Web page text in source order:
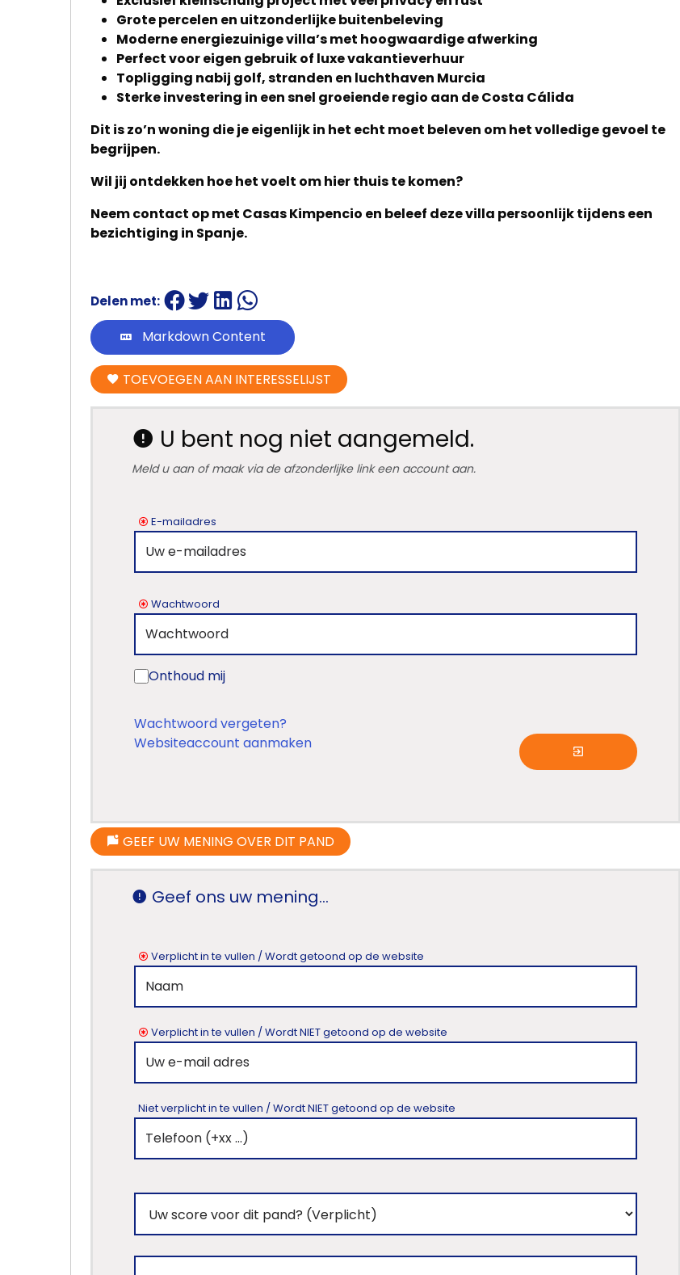
Grote percelen en uitzonderlijke buitenbeleving
Moderne energiezuinige villa’s met hoogwaardige afwerking
Perfect voor eigen gebruik of luxe vakantieverhuur
Topligging nabij golf, stranden en luchthaven Murcia
Sterke investering in een snel groeiende regio aan de Costa Cálida
Dit is zo’n woning die je eigenlijk in het echt moet beleven om het volledige gevoel te
begrijpen.
Wil jij ontdekken hoe het voelt om hier thuis te komen?
Neem contact op met Casas Kimpencio en beleef deze villa persoonlijk tijdens een
bezichtiging in Spanje.
Delen met:
Markdown Content
TOEVOEGEN AAN INTERESSELIJST
U bent nog niet aangemeld.
Meld u aan of maak via de afzonderlijke link een account aan.
E-mailadres
Wachtwoord
Onthoud mij
Wachtwoord vergeten?
Websiteaccount aanmaken
GEEF UW MENING OVER DIT PAND
Geef ons uw mening...
Verplicht in te vullen / Wordt getoond op de website
Verplicht in te vullen / Wordt NIET getoond op de website
Niet verplicht in te vullen / Wordt NIET getoond op de website